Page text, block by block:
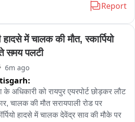
लाइन से दर्शन कर रहे हैं।
ने बताया कि मंदिर के समस्त पुजारी, बड़े
के पुजारी के सेवक भी श्रद्धालुओं को
कि श्रद्धालुओं को सुगमता से दर्शन करने के
और सुरक्षा गार्ड्स की ड्यूटी लगाई गई
Report
में चालक की मौत, स्कार्पियो
समय पलटी
6m ago
अधिकारी को रायपुर एयरपोर्ट छोड़कर लौट
चालक की मौत सरायपाली रोड पर
हादसे में चालक देवेंद्र साव की मौके पर